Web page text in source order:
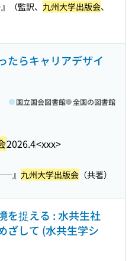
（監訳、 九州大学出版会、
たらキャリアデザイ
2026.4<xxx>
国立国会図書館 全国の図書館
』 九州大学出版会 （共著）
を捉える : 水共生社
ざして (水共生学シ